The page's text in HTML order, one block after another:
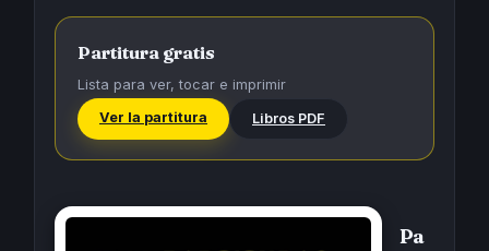
Partitura gratis
Lista para ver, tocar e imprimir
Ver la partitura
Libros PDF
Pa